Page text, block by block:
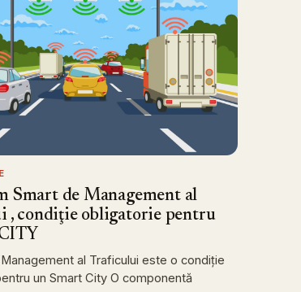
Smart de Management al
, condiţie obligatorie pentru
al Traficului este o condiție
un Smart City O componentă